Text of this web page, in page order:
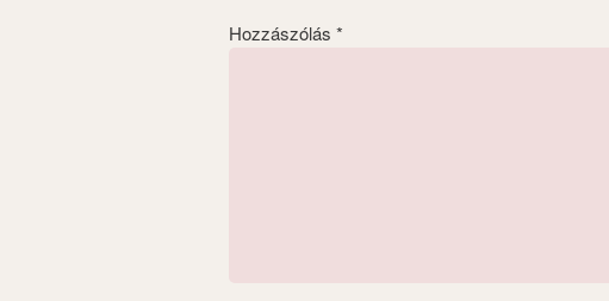
Hozzászólás *